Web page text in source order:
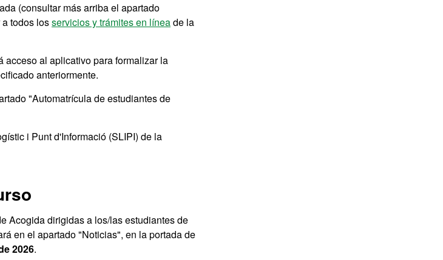
(consultar más arriba el apartado
todos losservicios y trámites en líneade la
acceso al aplicativo para formalizar la
anteriormente.
"Automatrícula de estudiantes de
i Punt d'Informació (SLIPI) de la
Acogida dirigidas a los/las estudiantes de
en el apartado "Noticias", en la portada de
2026.